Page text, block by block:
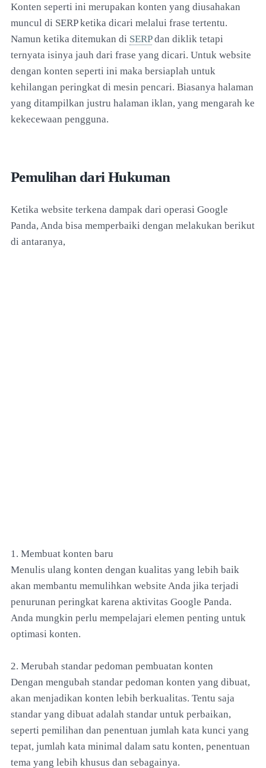
Konten seperti ini merupakan konten yang diusahakan
muncul di SERP ketika dicari melalui frase tertentu.
Namun ketika ditemukan di SERPdan diklik tetapi
ternyata isinya jauh dari frase yang dicari. Untuk website
dengan konten seperti ini maka bersiaplah untuk
kehilangan peringkat di mesin pencari. Biasanya halaman
yang ditampilkan justru halaman iklan, yang mengarah ke
kekecewaan pengguna.
Pemulihan dari Hukuman
Ketika website terkena dampak dari operasi Google
Panda, Anda bisa memperbaiki dengan melakukan berikut
di antaranya,
1. Membuat konten baru
Menulis ulang konten dengan kualitas yang lebih baik
akan membantu memulihkan website Anda jika terjadi
penurunan peringkat karena aktivitas Google Panda.
Anda mungkin perlu mempelajari elemen penting untuk
optimasi konten.
2. Merubah standar pedoman pembuatan konten
Dengan mengubah standar pedoman konten yang dibuat,
akan menjadikan konten lebih berkualitas. Tentu saja
standar yang dibuat adalah standar untuk perbaikan,
seperti pemilihan dan penentuan jumlah kata kunci yang
tepat, jumlah kata minimal dalam satu konten, penentuan
tema yang lebih khusus dan sebagainya.